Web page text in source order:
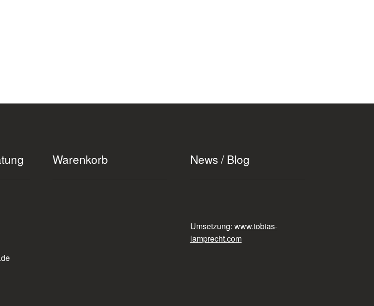
Warenkorb News / Blog
Umsetzung: www.tobias-
lamprecht.com